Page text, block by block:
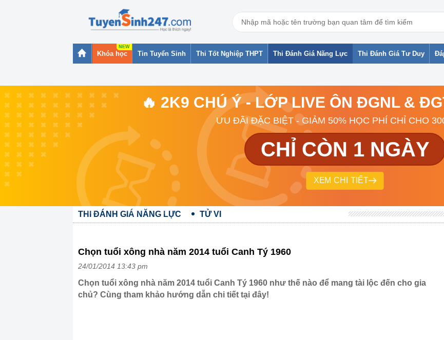
Khóa học Tin Tuyển Sinh Thi Tốt Nghiệp THPT Thi Đánh Giá Năng Lực Thi Đánh Giá Tư Duy
🔥 2K9 CHÚ Ý - LỚP LIVE ÔN ĐGNL &
ƯU ĐÃI ĐẶC BIỆT - GIẢM 50% HỌC PHÍ CHỈ CHO
CHỈ CÒN 1 NGÀY
XEM CHI TIẾT
THI ĐÁNH GIÁ NĂNG LỰC TỬ VI
Chọn tuổi xông nhà năm 2014 tuổi Canh Tý 1960
24/01/2014 13:43 pm
Chọn tuổi xông nhà năm 2014 tuổi Canh Tý 1960 như thế nào để mang tài lộc đến cho gia
chủ? Cùng tham khảo hướng dẫn chi tiết tại đây!